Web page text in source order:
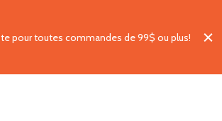
pour toutes commandes de 99$ ou plus!